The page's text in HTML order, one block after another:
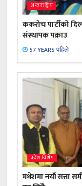
अन्तराष्ट्रिय
ककरोच पार्टीको
संस्थापक पक्राउ
57 YEARS पहिले
प्रदेश विशेष
मधेशमा नयाँ सत्ता